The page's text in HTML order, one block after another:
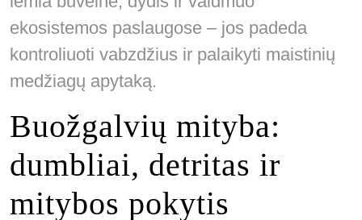
ekosistemos paslaugose – jos padeda
kontroliuoti vabzdžius ir palaikyti maistinių
medžiagų apytaką.
Buožgalvių mityba:
dumbliai, detritas ir
mitybos pokytis